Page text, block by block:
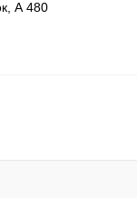
А 480
Сравнение